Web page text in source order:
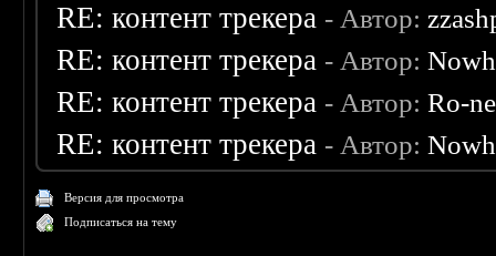
RE: контент трекера - Автор:
RE: контент трекера - Автор:
RE: контент трекера - Автор:Ro-
RE: контент трекера - Автор:
Версия для просмотра
Подписаться на тему